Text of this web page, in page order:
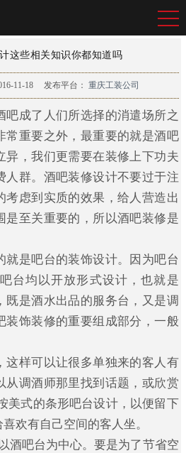
这些相关知识你都知道吗
11-18 发布平台： 重庆工装公司
吧成了人们所选择的消遣场所之
常重要之外，最重要的就是酒吧
异，我们更需要在装修上下功夫
人群。酒吧装修设计不要过于注
考虑到实质的效果，给人营造出
是至关重要的，所以酒吧装修是
就是吧台的装饰设计。因为吧台
台均以开放形式设计，也就是
既是酒水出品的服务台，又是调
装饰装修的重要组成部分，一般
这样可以让很多单独来的客人有
从调酒师那里找到话题，或欣赏
美式的条形吧台设计，以便留下
欢有自己空间的客人坐。
酒吧台为中心。要是为了节省空